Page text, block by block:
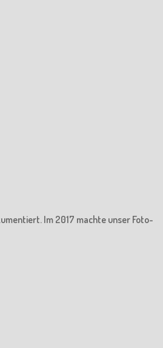
Im 2017 machte unser Foto-